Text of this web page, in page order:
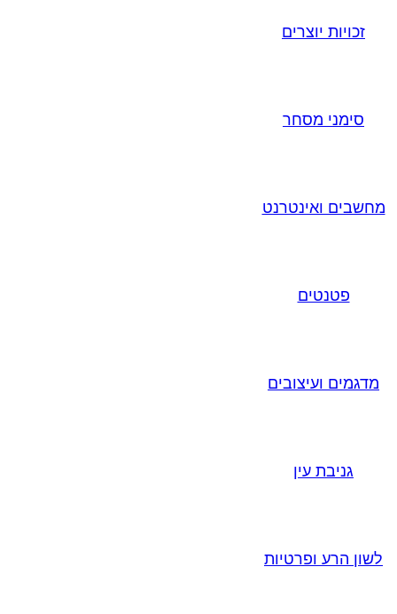
זכויות יוצרים
סימני מסחר
מחשבים ואינטרנט
פטנטים
מדגמים ועיצובים
גניבת עין
לשון הרע ופרטיות